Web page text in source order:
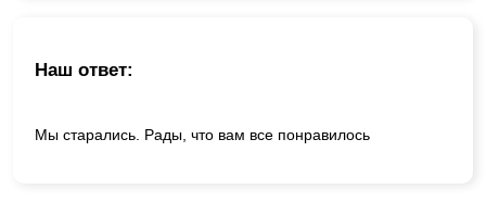
Наш ответ:
Мы старались. Рады, что вам все понравилось